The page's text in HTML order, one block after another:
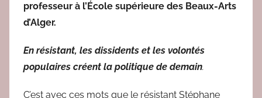
professeur à l’École supérieure des Beaux-Arts
d’Alger.
En résistant, les dissidents et les volontés
populaires créent la politique de demain.
C’est avec ces mots que le résistant Stéphane